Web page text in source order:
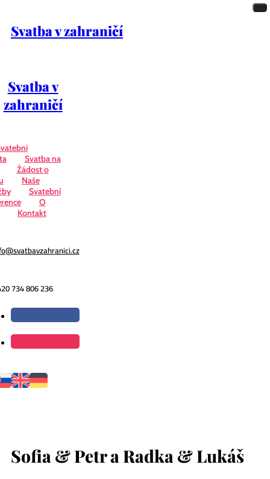
Svatba v zahraničí
Svatba v
zahraničí
Svatba na
Žádost o
Naše
Svatební
O
Kontakt
734 806 236
Sofia & Petr a Radka & Lukáš